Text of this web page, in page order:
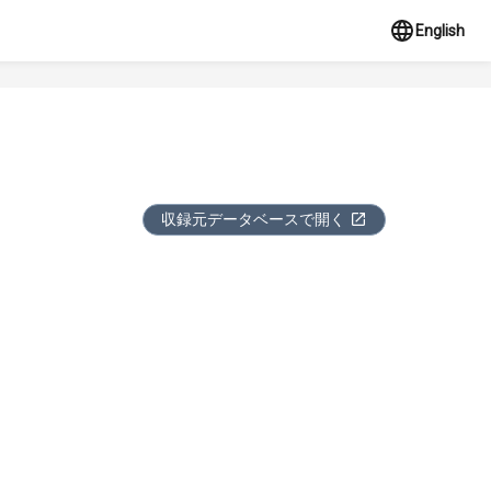
English
収録元データベースで開く